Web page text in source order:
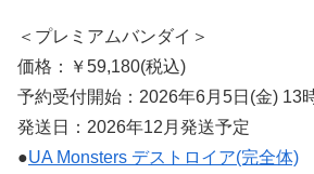
＜プレミアムバンダイ＞
価格：￥59,180(税込)
予約受付開始：2026年6月5日(金) 13
発送日：2026年12月発送予定
●UA Monsters デストロイア(完全体)